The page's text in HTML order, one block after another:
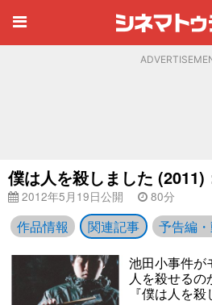
僕は人を殺しました (2011)
2012年5月19日公開 80分
作品情報 関連記事 予告編
池田小事件
人を殺せる
『僕は人を